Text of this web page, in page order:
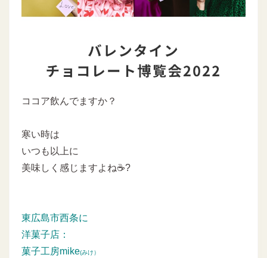
ココア飲んでますか？
寒い時は
いつも以上に
美味しく感じますよね☕?
東広島市西条に
洋菓子店：
菓子工房mike(みけ）